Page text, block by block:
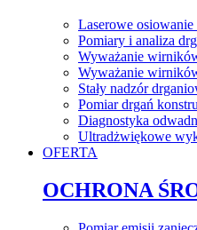
Laserowe
Pomiary i analiza
Wyważanie
Wyważanie
Stały nadzór
Pomiar drgań
Diagnostyka
Ultradżwiękowe
OFERTA
OCHRONA